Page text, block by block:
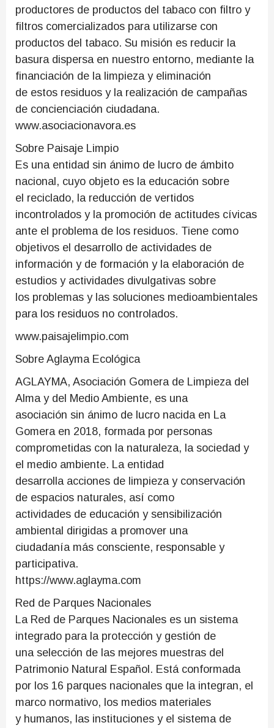
productores de productos del tabaco con filtro y
filtros comercializados para utilizarse con
productos del tabaco. Su misión es reducir la
basura dispersa en nuestro entorno, mediante la
financiación de la limpieza y eliminación
de estos residuos y la realización de campañas
de concienciación ciudadana.
www.asociacionavora.es
Sobre Paisaje Limpio
Es una entidad sin ánimo de lucro de ámbito
nacional, cuyo objeto es la educación sobre
el reciclado, la reducción de vertidos
incontrolados y la promoción de actitudes cívicas
ante el problema de los residuos. Tiene como
objetivos el desarrollo de actividades de
información y de formación y la elaboración de
estudios y actividades divulgativas sobre
los problemas y las soluciones medioambientales
para los residuos no controlados.
www.paisajelimpio.com
Sobre Aglayma Ecológica
AGLAYMA, Asociación Gomera de Limpieza del
Alma y del Medio Ambiente, es una
asociación sin ánimo de lucro nacida en La
Gomera en 2018, formada por personas
comprometidas con la naturaleza, la sociedad y
el medio ambiente. La entidad
desarrolla acciones de limpieza y conservación
de espacios naturales, así como
actividades de educación y sensibilización
ambiental dirigidas a promover una
ciudadanía más consciente, responsable y
participativa.
https://www.aglayma.com
Red de Parques Nacionales
La Red de Parques Nacionales es un sistema
integrado para la protección y gestión de
una selección de las mejores muestras del
Patrimonio Natural Español. Está conformada
por los 16 parques nacionales que la integran, el
marco normativo, los medios materiales
y humanos, las instituciones y el sistema de